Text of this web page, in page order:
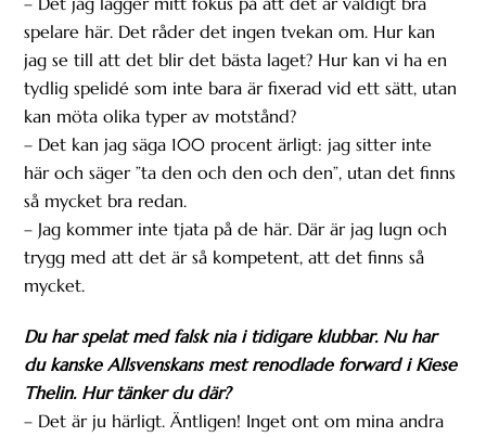
spelare här. Det råder det ingen tvekan om. Hur kan
jag se till att det blir det bästa laget? Hur kan vi ha en
tydlig spelidé som inte bara är fixerad vid ett sätt, utan
kan möta olika typer av motstånd?
– Det kan jag säga 100 procent ärligt: jag sitter inte
här och säger ”ta den och den och den”, utan det finns
så mycket bra redan.
– Jag kommer inte tjata på de här. Där är jag lugn och
trygg med att det är så kompetent, att det finns så
mycket.
Du har spelat med falsk nia i tidigare klubbar. Nu har
du kanske Allsvenskans mest renodlade forward i Kiese
Thelin. Hur tänker du där?
– Det är ju härligt. Äntligen! Inget ont om mina andra